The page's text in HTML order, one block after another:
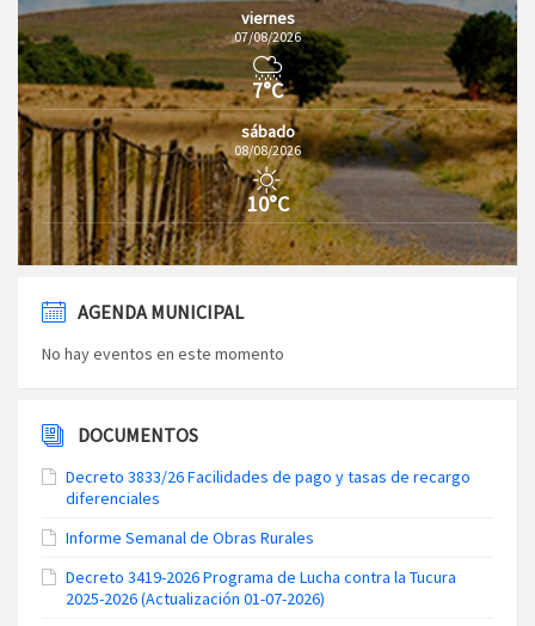
viernes
07/08/2026
7°C
sábado
08/08/2026
10°C
AGENDA MUNICIPAL
No hay eventos en este momento
DOCUMENTOS
Decreto 3833/26 Facilidades de pago y tasas de recargo
diferenciales
Informe Semanal de Obras Rurales
Decreto 3419-2026 Programa de Lucha contra la Tucura
2025-2026 (Actualización 01-07-2026)